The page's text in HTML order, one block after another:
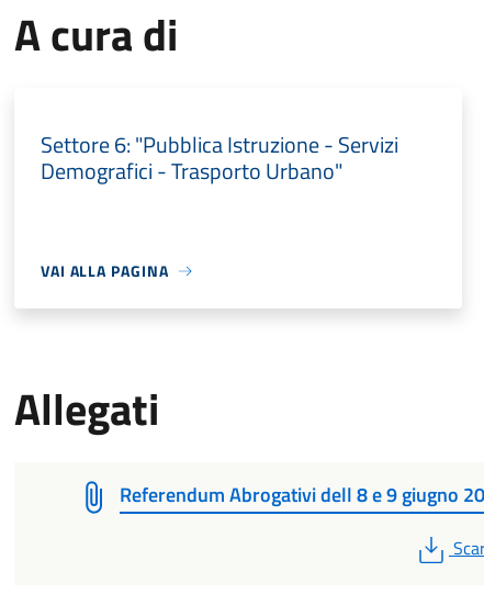
A cura di
Settore 6: "Pubblica Istruzione - Servizi
Demografici - Trasporto Urbano"
VAI ALLA PAGINA
Allegati
Referendum Abrogativi dell 8 e 9 giugno
PDF